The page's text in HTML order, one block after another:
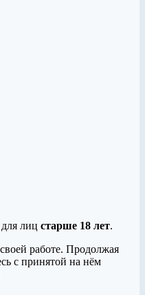
лиц старше 18 лет.
работе. Продолжая
с принятой на нём